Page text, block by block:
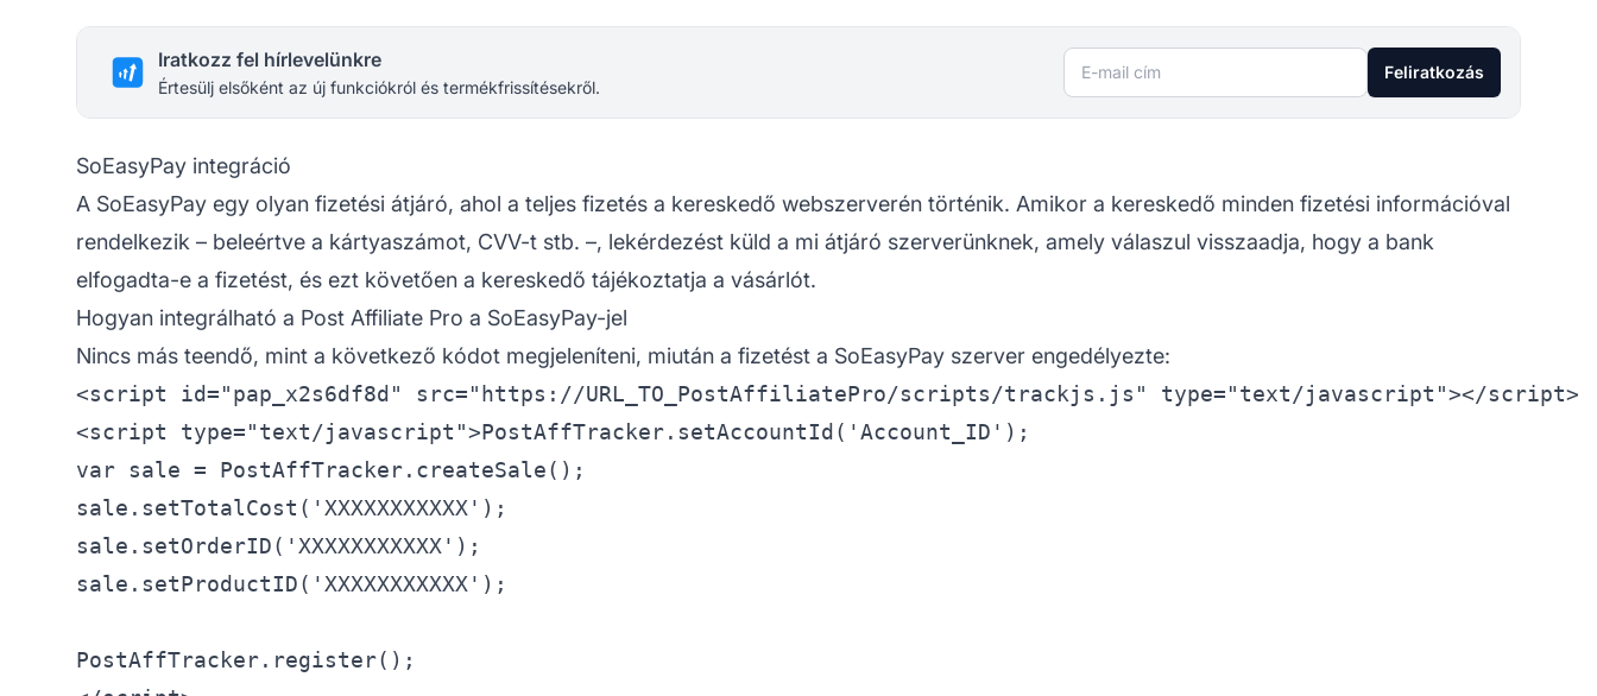
Iratkozz fel hírlevelünkre
Értesülj elsőként az új funkciókról és termékfrissítésekről.
E-mail cím Feliratkozás
SoEasyPay integráció
A SoEasyPay egy olyan fizetési átjáró, ahol a teljes fizetés a kereskedő webszerverén történik. Amikor a kereskedő minden fizetési információval
rendelkezik – beleértve a kártyaszámot, CVV-t stb. –, lekérdezést küld a mi átjáró szerverünknek, amely válaszul visszaadja, hogy a bank
elfogadta-e a fizetést, és ezt követően a kereskedő tájékoztatja a vásárlót.
Hogyan integrálható a Post Affiliate Pro a SoEasyPay-jel
Nincs más teendő, mint a következő kódot megjeleníteni, miután a fizetést a SoEasyPay szerver engedélyezte:
<script id="pap_x2s6df8d" src="https://URL_TO_PostAffiliatePro/scripts/trackjs.js" type="text/javascript"></script>
<script type="text/javascript">PostAffTracker.setAccountId('Account_ID');
var sale = PostAffTracker.createSale();
sale.setTotalCost('XXXXXXXXXXX');
sale.setOrderID('XXXXXXXXXXX');
sale.setProductID('XXXXXXXXXXX');
PostAffTracker.register();